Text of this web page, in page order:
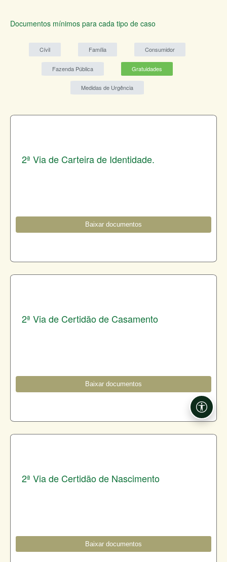
Documentos mínimos para cada tipo de caso
Cívil Família Consumidor
Fazenda Pública Gratuidades
Medidas de Urgência
2ª Via de Carteira de Identidade.
Baixar documentos
2ª Via de Certidão de Casamento
Baixar documentos
2ª Via de Certidão de Nascimento
Baixar documentos